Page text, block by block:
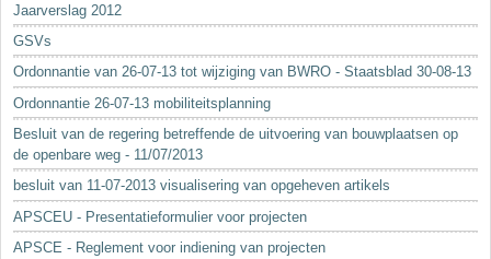
Jaarverslag 2012
GSVs
Ordonnantie van 26-07-13 tot wijziging van BWRO - Staatsblad 30-08-13
Ordonnantie 26-07-13 mobiliteitsplanning
Besluit van de regering betreffende de uitvoering van bouwplaatsen op
de openbare weg - 11/07/2013
besluit van 11-07-2013 visualisering van opgeheven artikels
APSCEU - Presentatieformulier voor projecten
APSCE - Reglement voor indiening van projecten